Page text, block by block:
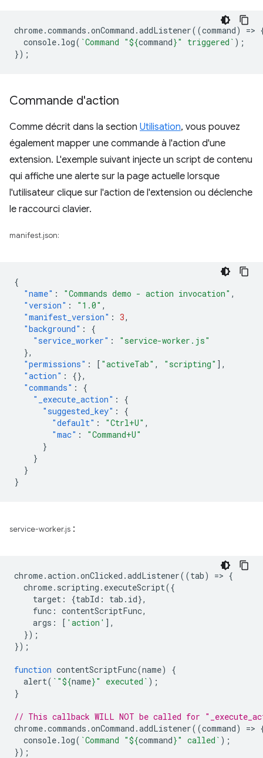
chrome.commands .onCommand .addListener((command) =>
console. log( `Command "${command}" triggered` );
});
Commande d'action
Comme décrit dans la section Utilisation, vous pouvez
également mapper une commande à l'action d'une
extension. L'exemple suivant injecte un script de contenu
qui affiche une alerte sur la page actuelle lorsque
l'utilisateur clique sur l'action de l'extension ou déclenche
le raccourci clavier.
manifest.json:
{
"name" : "Commands demo - action invocation" ,
"version" : "1.0" ,
"manifest_version" : 3,
"background" :
{
"service_worker" :
"service-worker.js"
},
"permissions" : [ "activeTab" , "scripting" ],
"action" :
{},
"commands" :
{
"_execute_action" :
{
"suggested_key" :
{
"default" : "Ctrl+U" ,
"mac" :
"Command+U"
}
}
}
}
service-worker.js :
chrome.action .onClicked .addListener((tab) => {
chrome. scripting . executeScript({
target : {tabId : tab . id},
func : contentScriptFunc,
args : [ 'action' ],
});
});
function contentScriptFunc(name)
{
alert( `"${name}" executed` );
}
// This callback WILL NOT be called for
chrome.commands .onCommand .addListener((command) =>
console. log( `Command "${command}" called` );
});